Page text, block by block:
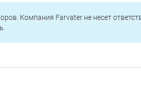
Компания Farvater не несет